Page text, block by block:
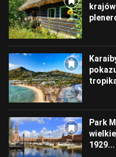
Park
1929...